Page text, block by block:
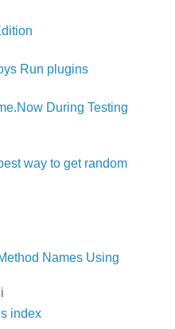
Run plugins
During Testing
way to get random
Names Using
index